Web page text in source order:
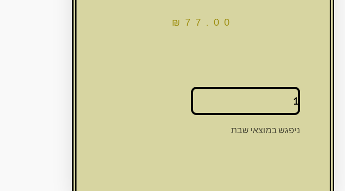
₪ 77.00
כמות
של
גופיה
ציצית
ניפגש במוצאי שבת